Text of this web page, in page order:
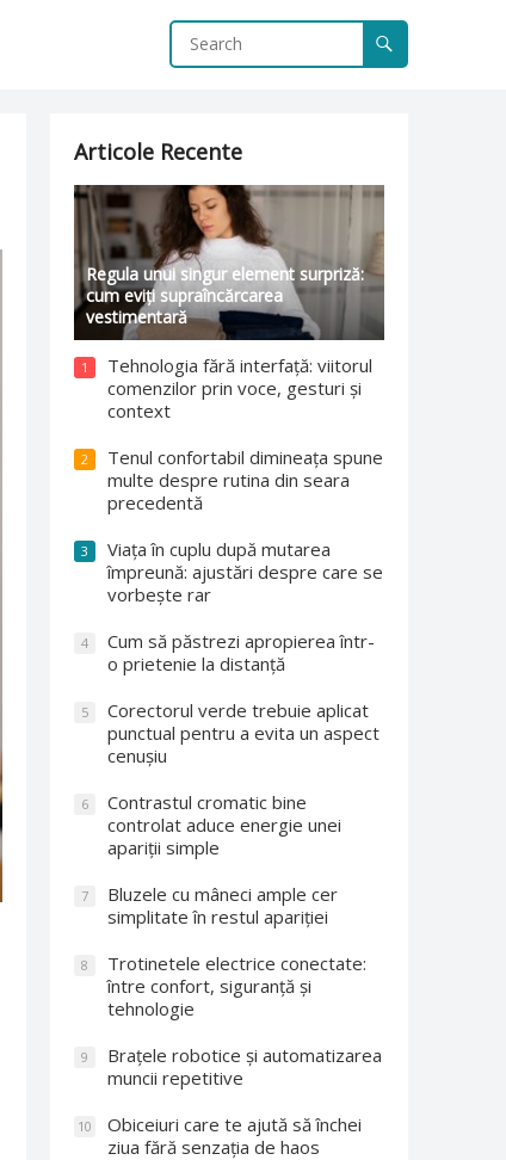
Articole Recente
Regula unui singur element surpriză:
cum eviți supraîncărcarea
vestimentară
1
Tehnologia fără interfață: viitorul
comenzilor prin voce, gesturi și
context
2
Tenul confortabil dimineața spune
multe despre rutina din seara
precedentă
3
Viața în cuplu după mutarea
împreună: ajustări despre care se
vorbește rar
4
Cum să păstrezi apropierea într-
o prietenie la distanță
5
Corectorul verde trebuie aplicat
punctual pentru a evita un aspect
cenușiu
6
Contrastul cromatic bine
controlat aduce energie unei
apariții simple
7
Bluzele cu mâneci ample cer
simplitate în restul apariției
8
Trotinetele electrice conectate:
între confort, siguranță și
tehnologie
9
Brațele robotice și automatizarea
muncii repetitive
10
Obiceiuri care te ajută să închei
ziua fără senzația de haos